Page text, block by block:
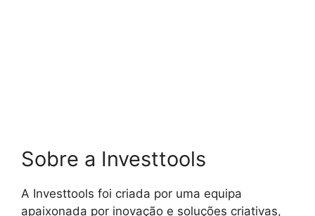
Sobre a Investtools
A Investtools foi criada por uma equipa
apaixonada por inovação e soluções criativas,